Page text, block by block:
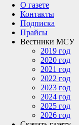
О газете
Контакты
Подписка
Прайсы
Вестники МСУ
2019 год
2020 год
2021 год
2022 год
2023 год
2024 год
2025 год
2026 год